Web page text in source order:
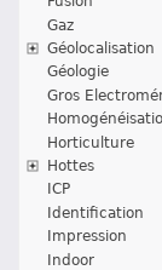
Gaz
Géolocalisation
Géologie
Gros
Horticulture
Hottes
ICP
Identification
Impression
Indoor